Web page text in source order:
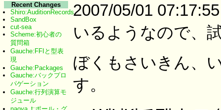
2007/05/01
いるようなので、
ぼくもさいきん、
す。
Recent Changes
Shiro:AuditionRecords
SandBox
cut-sea
Scheme:初心者の
質問箱
Gauche:FFIと型表
現
Gauche:Packages
Gauche:バックプロ
パゲーション
Gauche:行列演算モ
ジュール